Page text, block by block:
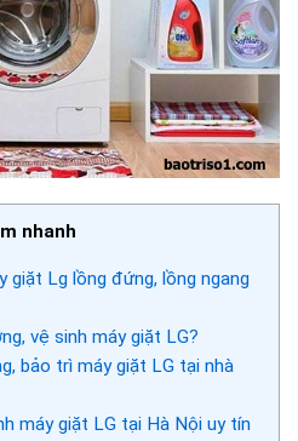
nhanh
giặt Lg lồng đứng, lồng ngang
vệ sinh máy giặt LG?
bảo trì máy giặt LG tại nhà
máy giặt LG tại Hà Nội uy tín